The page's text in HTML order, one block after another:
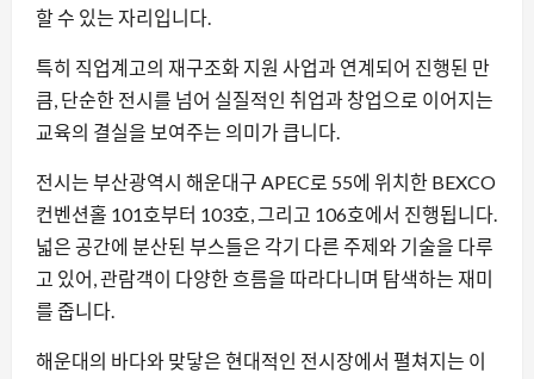
할 수 있는 자리입니다.
특히 직업계고의 재구조화 지원 사업과 연계되어 진행된 만
큼, 단순한 전시를 넘어 실질적인 취업과 창업으로 이어지는
교육의 결실을 보여주는 의미가 큽니다.
전시는 부산광역시 해운대구 APEC로 55에 위치한 BEXCO
컨벤션홀 101호부터 103호, 그리고 106호에서 진행됩니다.
넓은 공간에 분산된 부스들은 각기 다른 주제와 기술을 다루
고 있어, 관람객이 다양한 흐름을 따라다니며 탐색하는 재미
를 줍니다.
해운대의 바다와 맞닿은 현대적인 전시장에서 펼쳐지는 이